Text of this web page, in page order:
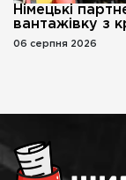
Німецькі
вантажівку з
06 серпня 2026